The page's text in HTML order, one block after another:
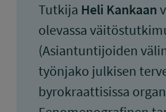
Tutkija Heli Kankaan
olevassa
(Asiantuntijoiden
työnjako julkisen
byrokraattisissa